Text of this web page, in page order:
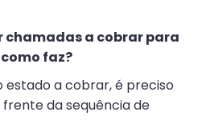
chamadas a cobrar para
faz?
estado a cobrar, é preciso
da sequência de